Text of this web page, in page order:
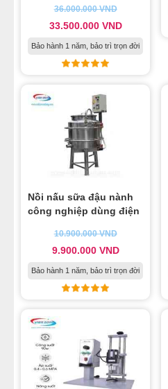
36.000.000VND
33.500.000 VND
Bảo hành 1 năm, bảo trì trọn đời
Nồi nấu sữa đậu nành
công nghiệp dùng điện
10.900.000VND
9.900.000 VND
Bảo hành 1 năm, bảo trì trọn đời